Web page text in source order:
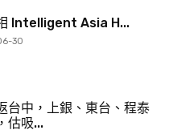
Intelligent Asia H...
30
台中，上銀、東台、程泰
估吸...